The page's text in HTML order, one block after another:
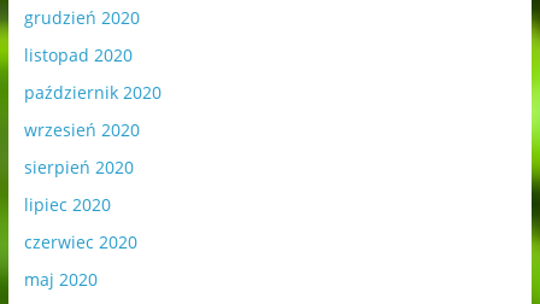
grudzień 2020
listopad 2020
październik 2020
wrzesień 2020
sierpień 2020
lipiec 2020
czerwiec 2020
maj 2020